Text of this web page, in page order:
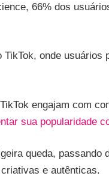
66% dos
onde usuários
engajam com
sua popularidade
queda, passando
e autênticas.